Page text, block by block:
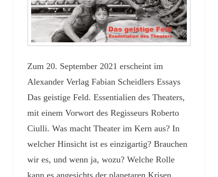
Zum 20. September 2021 erscheint im
Alexander Verlag Fabian Scheidlers Essays
Das geistige Feld. Essentialien des Theaters,
mit einem Vorwort des Regisseurs Roberto
Ciulli. Was macht Theater im Kern aus? In
welcher Hinsicht ist es einzigartig? Brauchen
wir es, und wenn ja, wozu? Welche Rolle
kann es angesichts der planetaren Krisen